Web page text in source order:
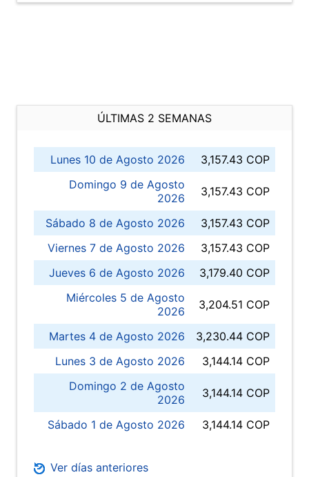
ÚLTIMAS 2 SEMANAS
Lunes 10 de Agosto 2026
3,157.43 COP
Domingo 9 de Agosto
2026
3,157.43 COP
Sábado 8 de Agosto 2026
3,157.43 COP
Viernes 7 de Agosto 2026
3,157.43 COP
Jueves 6 de Agosto 2026
3,179.40 COP
Miércoles 5 de Agosto
2026
3,204.51 COP
Martes 4 de Agosto 2026
3,230.44 COP
Lunes 3 de Agosto 2026
3,144.14 COP
Domingo 2 de Agosto
2026
3,144.14 COP
Sábado 1 de Agosto 2026 3,144.14 COP
Ver días anteriores